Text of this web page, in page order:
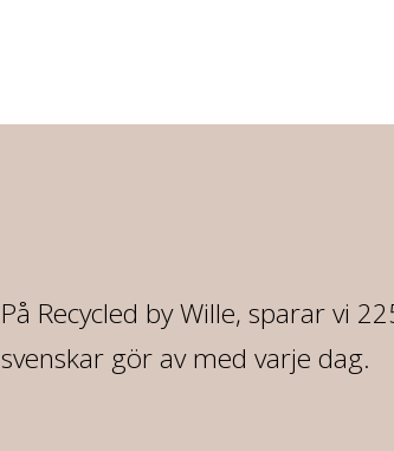
På Recycled by Wille, sparar vi
svenskar gör av med varje dag.